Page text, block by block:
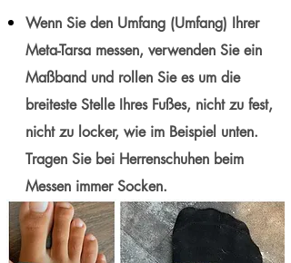
Wenn Sie den Umfang (Umfang) Ihrer
Meta-Tarsa messen, verwenden Sie ein
Maßband und rollen Sie es um die
breiteste Stelle Ihres Fußes, nicht zu fest,
nicht zu locker, wie im Beispiel unten.
Tragen Sie bei Herrenschuhen beim
Messen immer Socken.